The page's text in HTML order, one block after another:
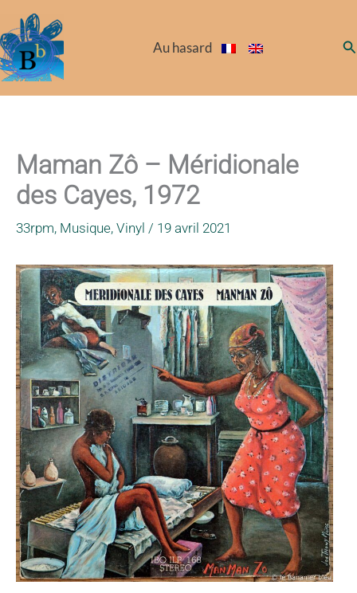
au
contenu
Au hasard
Maman Zô – Méridionale
des Cayes, 1972
33rpm, Musique, Vinyl / 19 avril 2021